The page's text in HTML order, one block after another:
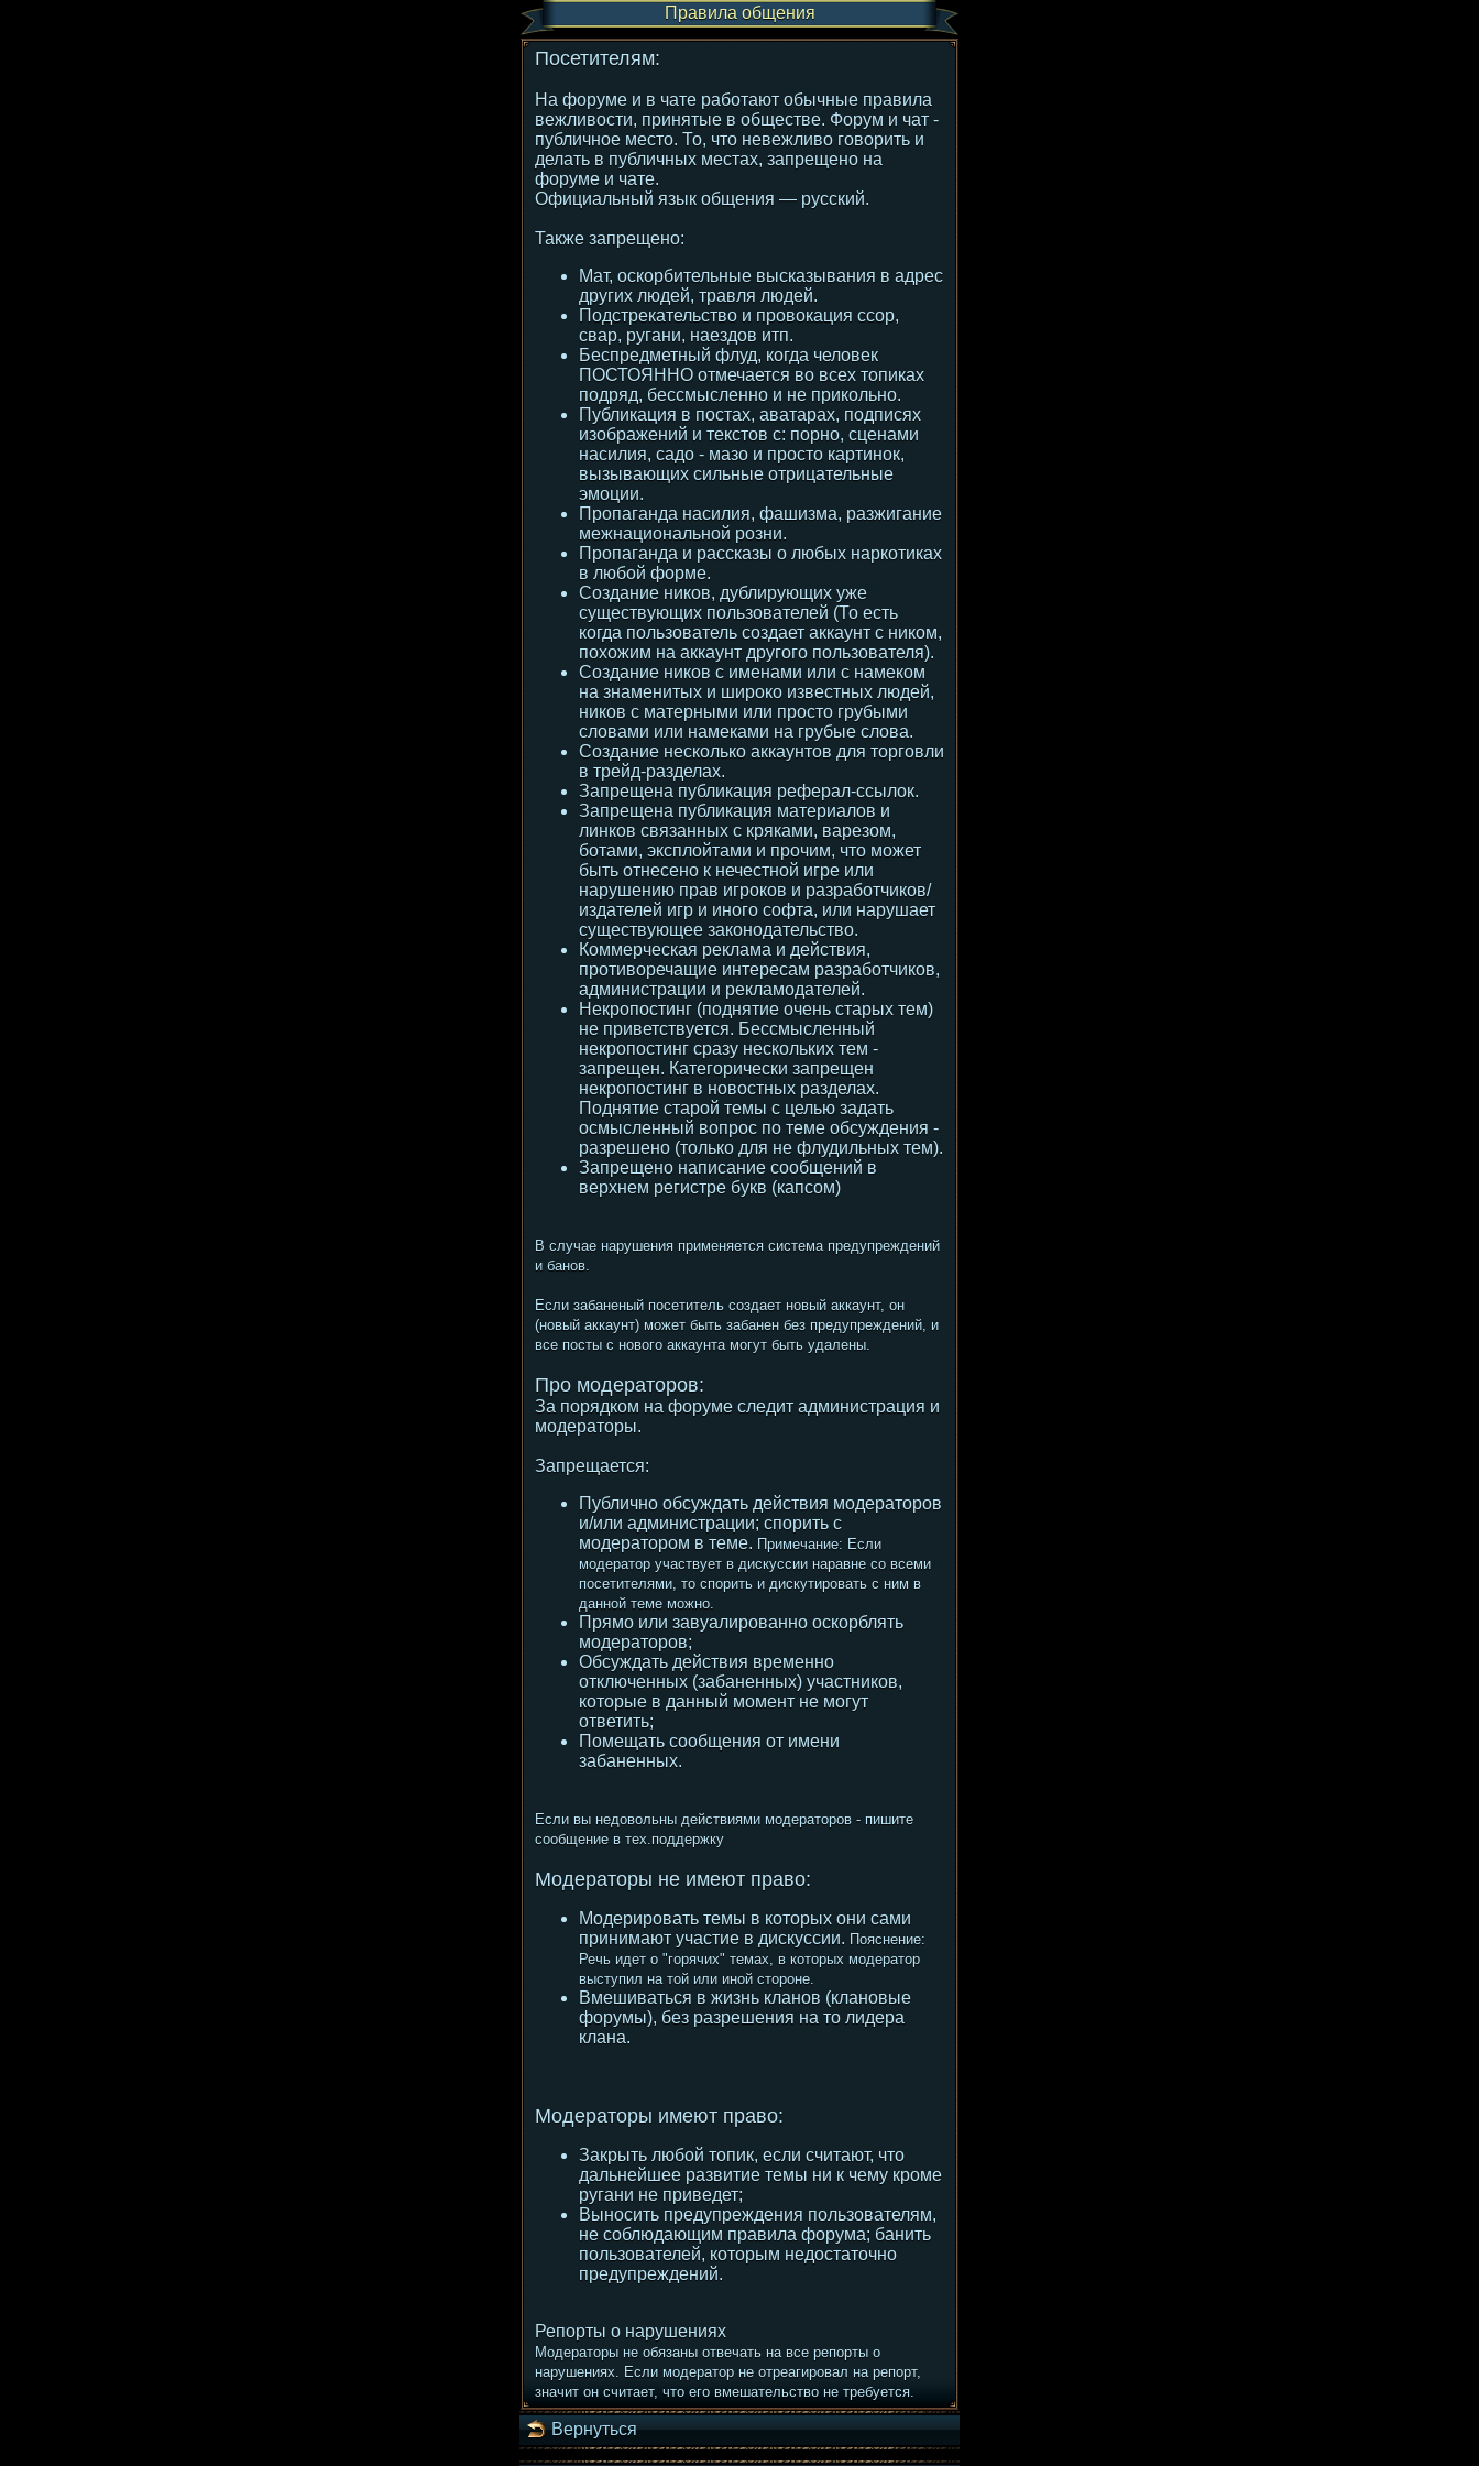
Правила общения
Посетителям:
На форуме и в чате работают обычные правила
вежливости, принятые в обществе. Форум и чат -
публичное место. То, что невежливо говорить и
делать в публичных местах, запрещено на
форуме и чате.
Официальный язык общения — русский.
Также запрещено:
Мат, оскорбительные высказывания в адрес
других людей, травля людей.
Подстрекательство и провокация ссор,
свар, ругани, наездов итп.
Беспредметный флуд, когда человек
ПОСТОЯННО отмечается во всех топиках
подряд, бессмысленно и не прикольно.
Публикация в постах, аватарах, подписях
изображений и текстов с: порно, сценами
насилия, садо - мазо и просто картинок,
вызывающих сильные отрицательные
эмоции.
Пропаганда насилия, фашизма, разжигание
межнациональной розни.
Пропаганда и рассказы о любых наркотиках
в любой форме.
Создание ников, дублирующих уже
существующих пользователей (То есть
когда пользователь создает аккаунт с ником,
похожим на аккаунт другого пользователя).
Создание ников с именами или с намеком
на знаменитых и широко известных людей,
ников с матерными или просто грубыми
словами или намеками на грубые слова.
Создание несколько аккаунтов для торговли
в трейд-разделах.
Запрещена публикация реферал-ссылок.
Запрещена публикация материалов и
линков связанных с кряками, варезом,
ботами, эксплойтами и прочим, что может
быть отнесено к нечестной игре или
нарушению прав игроков и разработчиков/
издателей игр и иного софта, или нарушает
существующее законодательство.
Коммерческая реклама и действия,
противоречащие интересам разработчиков,
администрации и рекламодателей.
Некропостинг (поднятие очень старых тем)
не приветствуется. Бессмысленный
некропостинг сразу нескольких тем -
запрещен. Категорически запрещен
некропостинг в новостных разделах.
Поднятие старой темы с целью задать
осмысленный вопрос по теме обсуждения -
разрешено (только для не флудильных тем).
Запрещено написание сообщений в
верхнем регистре букв (капсом)
В случае нарушения применяется система предупреждений
и банов.
Если забаненый посетитель создает новый аккаунт, он
(новый аккаунт) может быть забанен без предупреждений, и
все посты с нового аккаунта могут быть удалены.
Про модераторов:
За порядком на форуме следит администрация и
модераторы.
Запрещается:
Публично обсуждать действия модераторов
и/или администрации; спорить с
модератором в теме. Примечание: Если
модератор участвует в дискуссии наравне со всеми
посетителями, то спорить и дискутировать с ним в
данной теме можно.
Прямо или завуалированно оскорблять
модераторов;
Обсуждать действия временно
отключенных (забаненных) участников,
которые в данный момент не могут
ответить;
Помещать сообщения от имени
забаненных.
Если вы недовольны действиями модераторов - пишите
сообщение в тех.поддержку
Модераторы не имеют право:
Модерировать темы в которых они сами
принимают участие в дискуссии. Пояснение:
Речь идет о "горячих" темах, в которых модератор
выступил на той или иной стороне.
Вмешиваться в жизнь кланов (клановые
форумы), без разрешения на то лидера
клана.
Модераторы имеют право:
Закрыть любой топик, если считают, что
дальнейшее развитие темы ни к чему кроме
ругани не приведет;
Выносить предупреждения пользователям,
не соблюдающим правила форума; банить
пользователей, которым недостаточно
предупреждений.
Репорты о нарушениях
Модераторы не обязаны отвечать на все репорты о
нарушениях. Если модератор не отреагировал на репорт,
значит он считает, что его вмешательство не требуется.
Вернуться